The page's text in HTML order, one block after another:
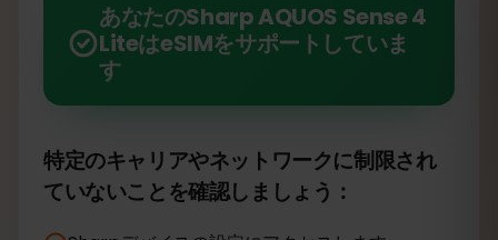
あなたのSharp AQUOS Sense 4
LiteはeSIMをサポートしていま
す
特定のキャリアやネットワークに制限され
ていないことを確認しましょう：